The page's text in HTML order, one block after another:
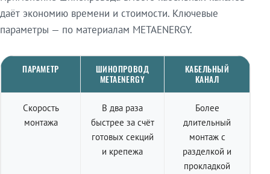
даёт экономию времени и стоимости. Ключевые
параметры — по материалам METAENERGY.
ПАРАМЕТР
ШИНОПРОВОД
METAENERGY
КАБЕЛЬНЫЙ
КАНАЛ
Скорость
монтажа
В два раза
быстрее за счёт
готовых секций
и крепежа
Более
длительный
монтаж с
разделкой и
прокладкой